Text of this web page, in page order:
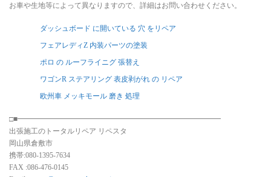
お車や生地等によって異なりますので、詳細はお問い合わせください。
ダッシュボード に開いている 穴 をリペア
フェアレディZ 内装パーツの塗装
ポロ の ルーフライニグ 張替え
ワゴンR ステアリング 表皮剥がれ の リペア
欧州車 メッキモール 磨き 処理
□■━━━━━━━━━━━━━━━━━━━━━━━━━━━━
出張施工のトータルリペア リペスタ
岡山県倉敷市
携帯:080-1395-7634
FAX :086-476-0145